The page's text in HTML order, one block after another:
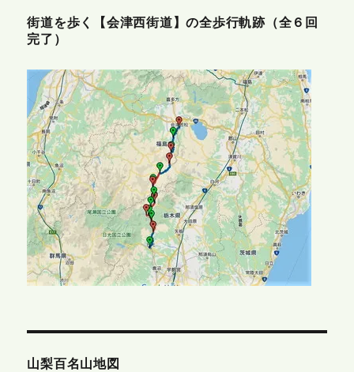
街道を歩く【会津西街道】の全歩行軌跡（全６回
完了）
山梨百名山地図